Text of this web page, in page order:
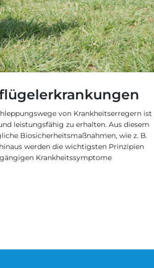
von Krankheitserregern ist
leistungsfähig zu erhalten. Aus diesem
Biosicherheitsmaßnahmen, wie z. B.
werden die wichtigsten Prinzipien
Krankheitssymptome